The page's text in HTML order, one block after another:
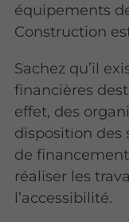
équipements
Construction
Sachez qu’il
financières
effet, des
disposition des
de
réaliser les
l’accessibilité.